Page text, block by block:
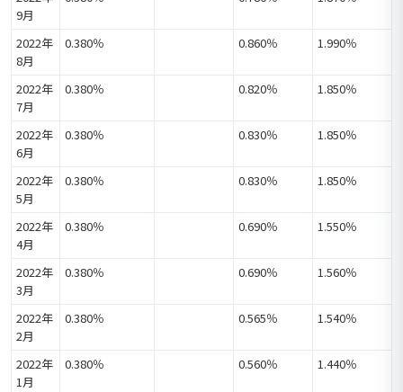
9月
2022年
8月
0.380％ 0.860％ 1.990％
2022年
7月
0.380％ 0.820％ 1.850％
2022年
6月
0.380％ 0.830％ 1.850％
2022年
5月
0.380％ 0.830％ 1.850％
2022年
4月
0.380％ 0.690％ 1.550％
2022年
3月
0.380％ 0.690％ 1.560％
2022年
2月
0.380％ 0.565％ 1.540％
2022年
1月
0.380％ 0.560％ 1.440％